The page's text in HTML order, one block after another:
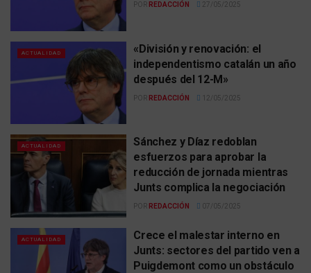
POR REDACCIÓN 27/05/2025
ACTUALIDAD
«División y renovación: el
independentismo catalán un año
después del 12-M»
POR REDACCIÓN 12/05/2025
ACTUALIDAD
Sánchez y Díaz redoblan
esfuerzos para aprobar la
reducción de jornada mientras
Junts complica la negociación
POR REDACCIÓN 07/05/2025
ACTUALIDAD
Crece el malestar interno en
Junts: sectores del partido ven a
Puigdemont como un obstáculo